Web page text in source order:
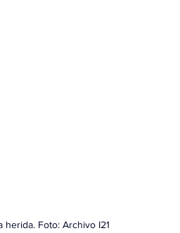
Foto: Archivo I21